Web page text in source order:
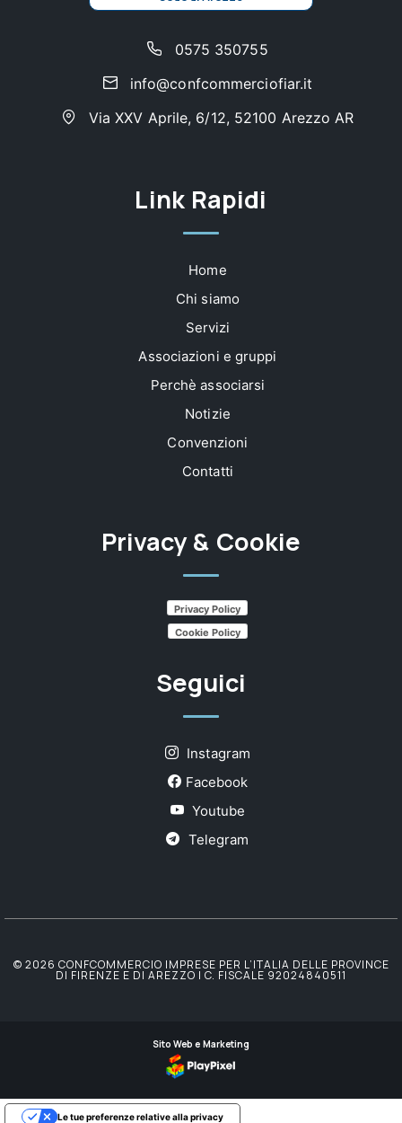
0575 350755
info@confcommerciofiar.it
Via XXV Aprile, 6/12, 52100 Arezzo AR
Link Rapidi
Home
Chi siamo
Servizi
Associazioni e gruppi
Perchè associarsi
Notizie
Convenzioni
Contatti
Privacy & Cookie
Privacy Policy
Cookie Policy
Seguici
Instagram
Facebook
Youtube
Telegram
© 2026 CONFCOMMERCIO IMPRESE PER L’ITALIA DELLE PROVINCE
DI FIRENZE E DI AREZZO | C. FISCALE 92024840511
Sito Web e Marketing
Le tue preferenze relative alla privacy